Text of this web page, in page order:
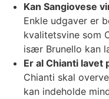
Kan Sangiovese
Enkle udgaver er
kvalitetsvine som
især Brunello kan
Er al Chianti lavet
Chianti skal
kan indeholde